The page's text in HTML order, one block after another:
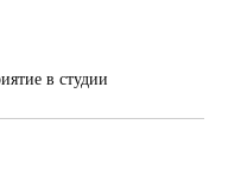
в студии